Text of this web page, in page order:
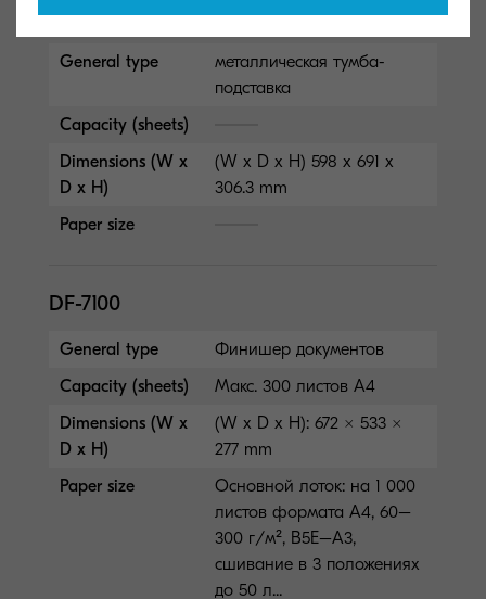
CB-7110M
General type
металлическая тумба-
подставка
Capacity (sheets)
Dimensions (W x
D x H)
(W x D x H) 598 x 691 x
306.3 mm
Paper size
DF-7100
General type
Финишер документов
Capacity (sheets)
Макс. 300 листов A4
Dimensions (W x
D x H)
(W x D x H): 672 × 533 ×
277 mm
Paper size
Основной лоток: на 1 000
листов формата A4, 60–
300 г/м², B5E–A3,
сшивание в 3 положениях
до 50 л...